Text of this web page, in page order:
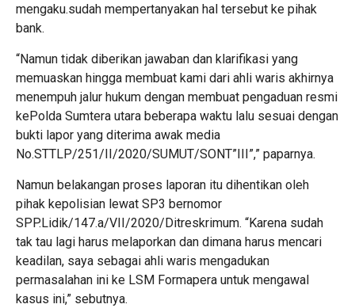
mengaku.sudah mempertanyakan hal tersebut ke pihak
bank.
“Namun tidak diberikan jawaban dan klarifikasi yang
memuaskan hingga membuat kami dari ahli waris akhirnya
menempuh jalur hukum dengan membuat pengaduan resmi
kePolda Sumtera utara beberapa waktu lalu sesuai dengan
bukti lapor yang diterima awak media
No.STTLP/251/II/2020/SUMUT/SONT”III”,” paparnya.
Namun belakangan proses laporan itu dihentikan oleh
pihak kepolisian lewat SP3 bernomor
SPP.Lidik/147.a/VII/2020/Ditreskrimum. “Karena sudah
tak tau lagi harus melaporkan dan dimana harus mencari
keadilan, saya sebagai ahli waris mengadukan
permasalahan ini ke LSM Formapera untuk mengawal
kasus ini,” sebutnya.